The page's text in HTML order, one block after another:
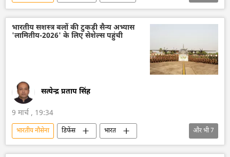
अमेरिका-इजराइल-ईरान युद्ध
अमेरिका
भारत
हमास
अरब सागर
होर्मुज स्ट्रेट
भारतीय सशस्त्र बलों की टुकड़ी सैन्य अभ्यास
'लामितीय-2026' के लिए सेशेल्स पहुंची
सत्येन्द्र प्रताप सिंह
9 मार्च , 19:34
भारतीय नौसेना डिफेंस
भारत
भारत सरकार
सैन्य तकनीक
और भी7